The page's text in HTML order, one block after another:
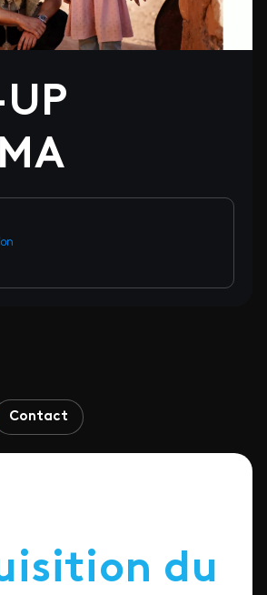
sur Facebook
CINÉMA' sur X
UP CINÉMA' sur LinkedIn
Contact
du